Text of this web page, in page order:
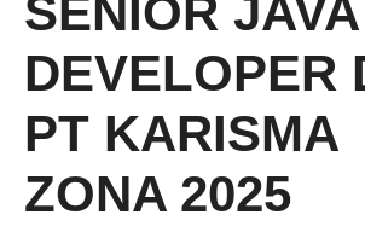
SENIOR JAVA
DEVELOPER
PT KARISMA
ZONA 2025